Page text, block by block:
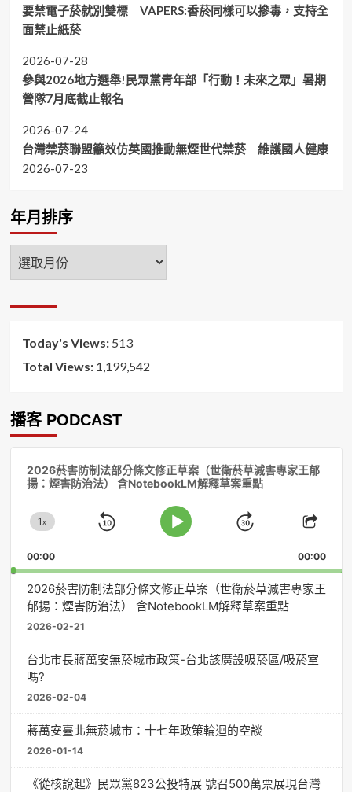
要禁電子菸就別雙標 VAPERS:香菸同樣可以摻毒，支持全
面禁止紙菸
2026-07-28
參與2026地方選舉!民眾黨青年部「行動！未來之眾」暑期
營隊7月底截止報名
2026-07-24
台灣禁菸聯盟籲效仿英國推動無煙世代禁菸 維護國人健康
2026-07-23
年月排序
年
月
序
Today's Views: 513
Total Views: 1,199,542
播客 PODCAST
2026菸害防制法部分條文修正草案（世衛菸草減害專家王郁
揚：煙害防治法） 含NotebookLM解釋草案重點
Change
Rate
1x
Skip
Play
Jump
Forward
Share
00:00 00:00
2026菸害防制法部分條文修正草案（世衛菸草減害專家王
郁揚：煙害防治法） 含NotebookLM解釋草案重點
2026-02-21
台北市長蔣萬安無菸城市政策-台北該廣設吸菸區/吸菸室
嗎?
2026-02-04
蔣萬安臺北無菸城市：十七年政策輪迴的空談
2026-01-14
《從核說起》民眾黨823公投特展 號召500萬票展現台灣